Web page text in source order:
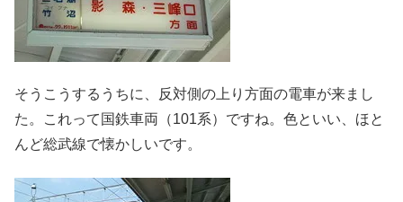
そうこうするうちに、反対側の上り方面の電車が来まし
た。これって国鉄車両（101系）ですね。色といい、ほと
んど総武線で懐かしいです。